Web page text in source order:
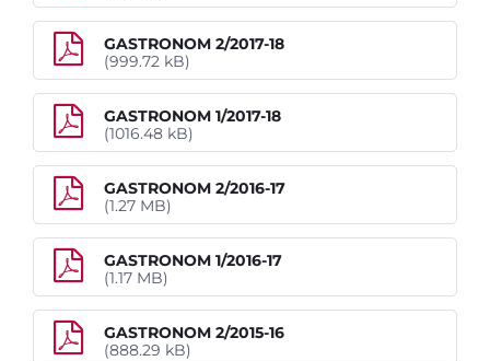
Veřejné zakázky
Výběrová řízení
Odpovědi na žádosti o informace podle
č. 106/1999 Sb.
Povinné informace o subjektu
Ochrana osobních údajů
Podání oznámení dle zákona o ochraně
oznamovatele
Nabídka nepotřebného movitého majetku
Studium
GASTRONOM 2/2017-18
(999.72 kB)
GASTRONOM 1/2017-18
(1016.48 kB)
GASTRONOM 2/2016-17
(1.27 MB)
GASTRONOM 1/2016-17
(1.17 MB)
GASTRONOM 2/2015-16
(888.29 kB)